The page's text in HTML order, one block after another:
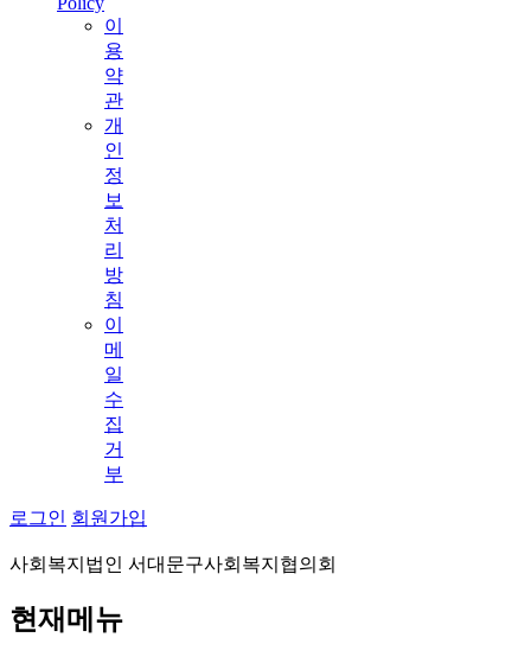
이
용
약
관
개
인
정
보
처
리
방
침
이
메
일
수
집
거
부
로그인 회원가입
사회복지법인 서대문구사회복지협의회
현재메뉴